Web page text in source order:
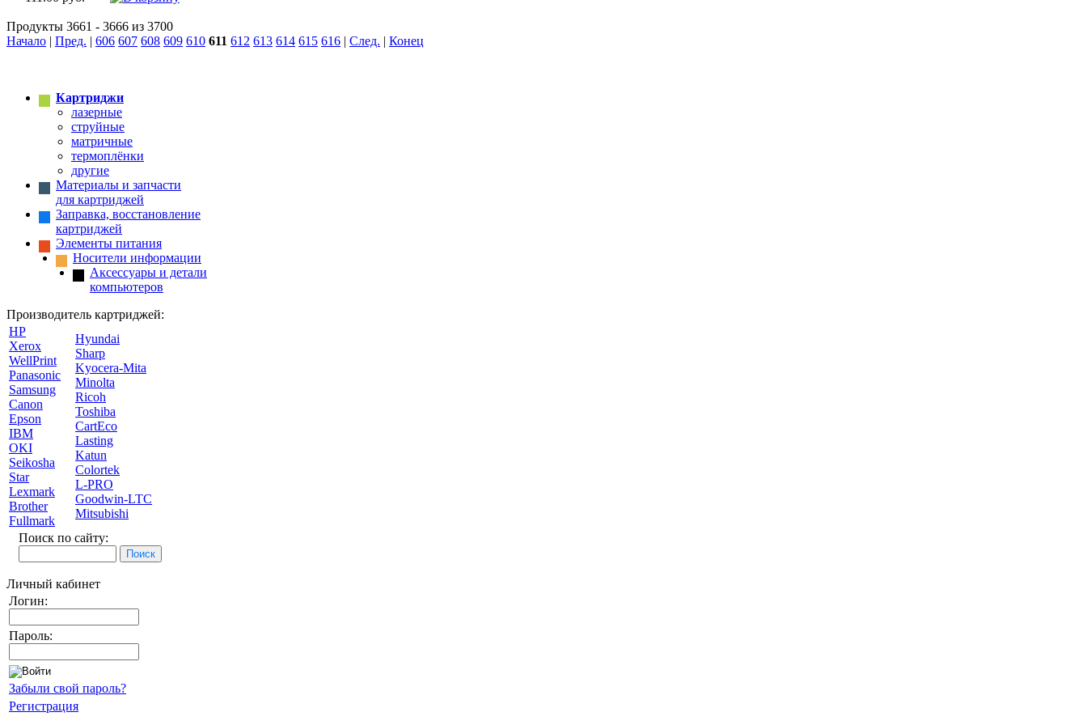
Продукты 3661 - 3666 из 3700
Начало | Пред. | 606 607 608 609 610 611 612 613 614 615 616 | След. | Конец
Картриджи
лазерные
струйные
матричные
термоплёнки
другие
Материалы и запчасти
для картриджей
Заправка, восстановление
картриджей
Элементы питания
Носители информации
Аксессуары и детали
компьютеров
Производитель картриджей:
HP
Xerox
WellPrint
Panasonic
Samsung
Canon
Epson
IBM
OKI
Seikosha
Star
Lexmark
Brother
Fullmark
Hyundai
Sharp
Kyocera-Mita
Minolta
Ricoh
Toshiba
CartEco
Lasting
Katun
Colortek
L-PRO
Goodwin-LTC
Mitsubishi
Поиск по сайту:
Личный кабинет
Логин:
Пароль:
Забыли свой пароль?
Регистрация